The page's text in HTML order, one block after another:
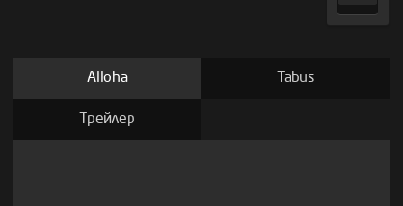
Alloha Tabus
Трейлер